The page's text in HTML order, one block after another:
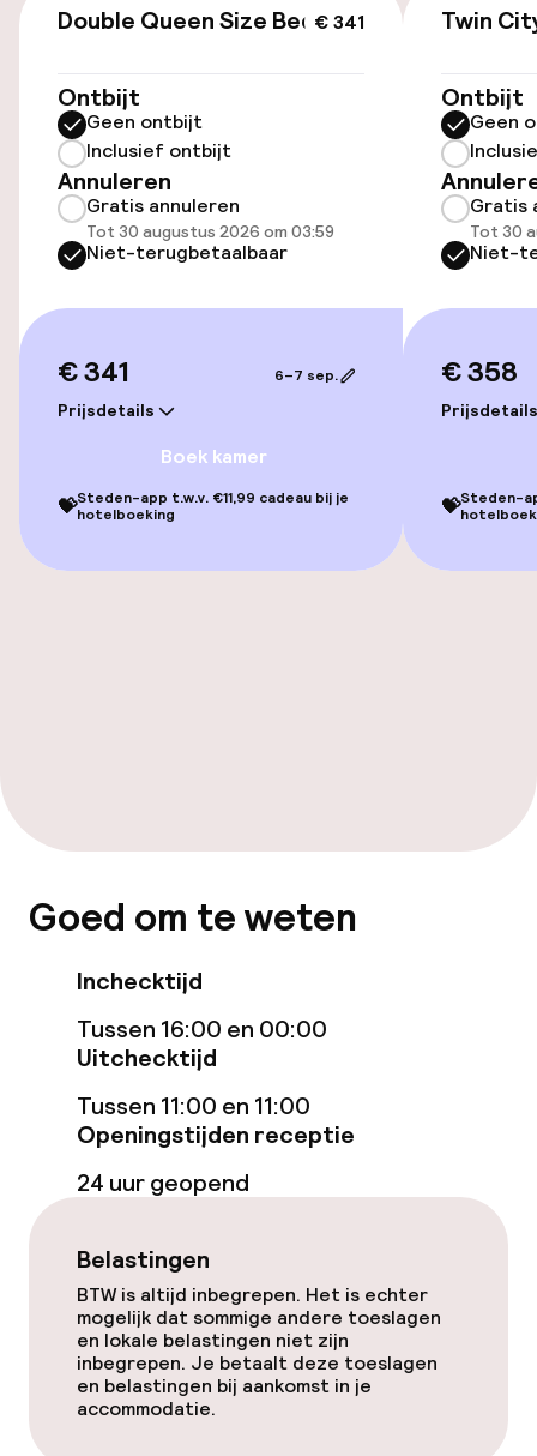
US$ 79,00 per dag
Openbaar parkeren
Toegankelijkheid
Overal rolstoeltoegankelijk
Kamers
Kamers voor rokers beschikbaar
Zwemmen & wellness
Bar
Zakelijke faciliteiten
Conferentieruimte
Vergaderruimte
Beleid
Overal rookvrij
€ 341
Double Queen Size Bed
Ontbijt
Geen ontbijt
Inclusief ontbijt
Annuleren
Gratis annuleren
Tot 30 augustus 2026 om 03:59
Niet-terugbetaalbaar
€ 341
Prijsdetails
6–7 sep.
Boek kamer
💝Steden-app t.w.v. €11,99 cadeau bij je
hotelboeking
Twin
Ontbijt
Geen
Gratis
Tot 30
Niet-
€ 358
Prijsdetails
💝Steden-
Goed om te weten
Inchecktijd
Tussen 16:00 en 00:00
Uitchecktijd
Tussen 11:00 en 11:00
Openingstijden receptie
24 uur geopend
Belastingen
BTW is altijd inbegrepen. Het is echter
mogelijk dat sommige andere toeslagen
en lokale belastingen niet zijn
inbegrepen. Je betaalt deze toeslagen
en belastingen bij aankomst in je
accommodatie.